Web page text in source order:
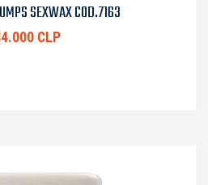
SEXWAX COD.7163
CLP